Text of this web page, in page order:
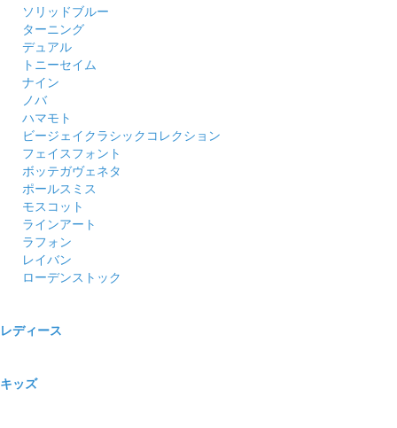
ソリッドブルー
ターニング
デュアル
トニーセイム
ナイン
ノバ
ハマモト
ビージェイクラシックコレクション
フェイスフォント
ボッテガヴェネタ
ポールスミス
モスコット
ラインアート
ラフォン
レイバン
ローデンストック
レディース
キッズ